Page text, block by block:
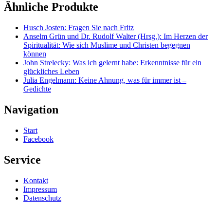
Ähnliche Produkte
Husch Josten: Fragen Sie nach Fritz
Anselm Grün und Dr. Rudolf Walter (Hrsg.): Im Herzen der
Spiritualität: Wie sich Muslime und Christen begegnen
können
John Strelecky: Was ich gelernt habe: Erkenntnisse für ein
glückliches Leben
Julia Engelmann: Keine Ahnung, was für immer ist –
Gedichte
Navigation
Start
Facebook
Service
Kontakt
Impressum
Datenschutz